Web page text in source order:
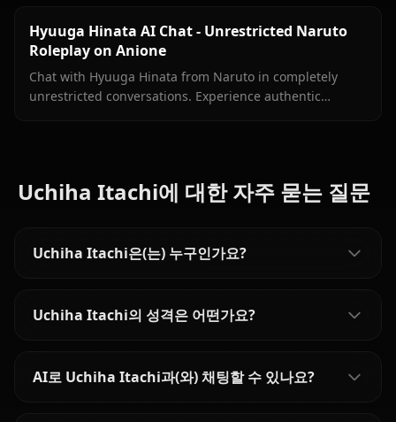
Hyuuga Hinata AI Chat - Unrestricted Naruto
Roleplay on Anione
Chat with Hyuuga Hinata from Naruto in completely
unrestricted conversations. Experience authentic
Uchiha Itachi에 대한 자주 묻는 질문
Uchiha Itachi은(는) 누구인가요?
Uchiha Itachi의 성격은 어떤가요?
AI로 Uchiha Itachi과(와) 채팅할 수 있나요?